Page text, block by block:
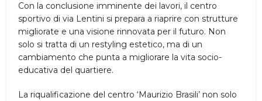
Con la conclusione imminente dei lavori, il centro
sportivo di via Lentini si prepara a riaprire con strutture
migliorate e una visione rinnovata per il futuro. Non
solo si tratta di un restyling estetico, ma di un
cambiamento che punta a migliorare la vita socio-
educativa del quartiere.
La riqualificazione del centro ‘Maurizio Brasili’ non solo